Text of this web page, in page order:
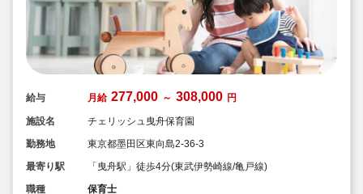
給与 月給 277,000 ～ 308,000 円
施設名
チェリッシュ曳舟保育園
勤務地
東京都墨田区東向島2-36-3
最寄り駅
「曳舟駅」徒歩4分(東武伊勢崎線/亀戸線)
職種
保育士